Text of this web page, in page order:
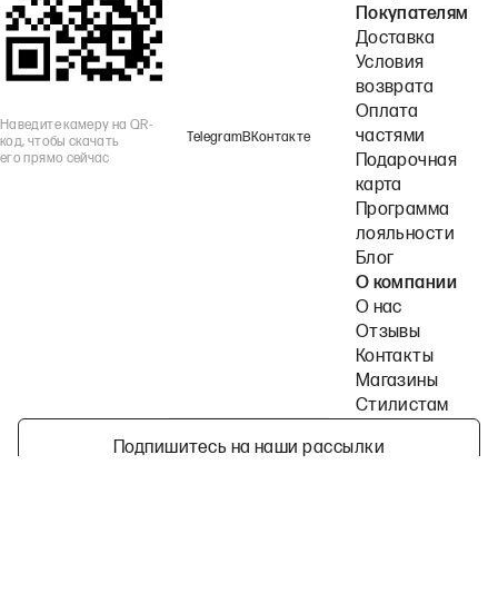
Наведите камеру на QR-
код, чтобы скачать
его прямо сейчас
TelegramВКонтакте
Покупателям
Доставка
Условия
возврата
Оплата
частями
Подарочная
карта
Программа
лояльности
Блог
О компании
О нас
Отзывы
Контакты
Магазины
Стилистам
Подпишитесь на наши рассылки